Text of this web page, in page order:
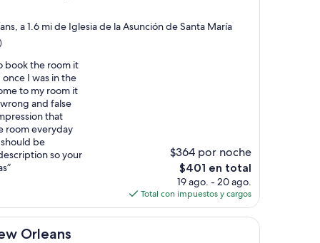
a 1.6 mi de Iglesia de la Asunción de Santa María
book the room it
I was in the
to my room it
and false
that
room everyday
be
so your
$364 por noche
El
precio
actual
es
de
$401 en total
19 ago. - 20 ago.
Total con impuestos y cargos
Orleans